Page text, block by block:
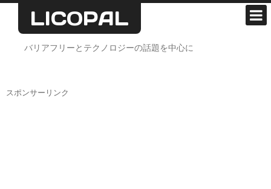
LICOPAL
バリアフリーとテクノロジーの話題を中心に
スポンサーリンク
デザイン